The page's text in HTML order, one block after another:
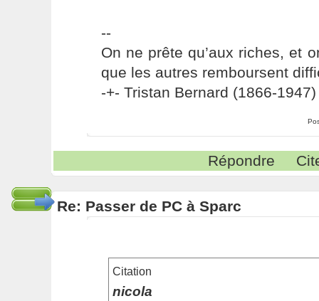
--
On ne prête qu’aux riches, et
que les autres remboursent
-+- Tristan Bernard (1866-1947)
Répondre
Re: Passer de PC à Sparc
Citation
nicola